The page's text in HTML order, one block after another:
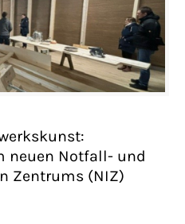
neuen Notfall- und
Zentrums (NIZ)